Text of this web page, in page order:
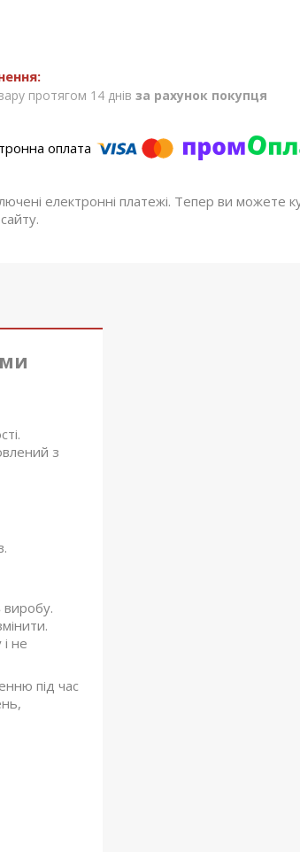
протягом 14 днів за рахунок покупця
електронні платежі. Тепер ви можете
з
виробу.
не
під час